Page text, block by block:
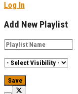
Log In
Add New Playlist